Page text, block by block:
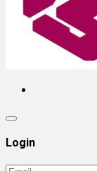
Login